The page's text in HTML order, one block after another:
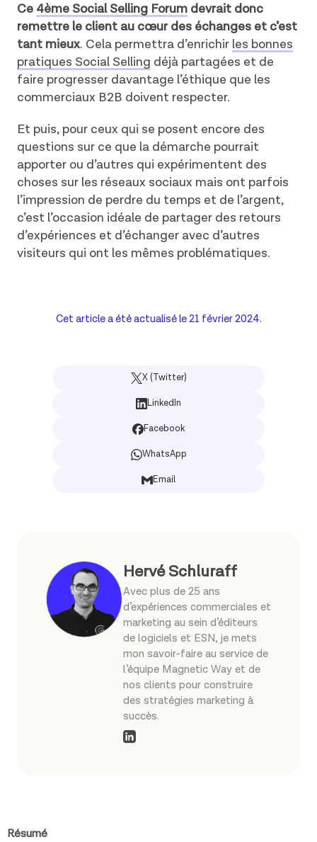
Résumé
Ce 4ème Social Selling Forumdevrait donc
remettre le client au cœur des échanges et c’est
tant mieux. Cela permettra d’enrichir les bonnes
pratiques Social Selling déjà partagées et de
faire progresser davantage l’éthique que les
commerciaux B2B doivent respecter.
Et puis, pour ceux qui se posent encore des
questions sur ce que la démarche pourrait
apporter ou d’autres qui expérimentent des
choses sur les réseaux sociaux mais ont parfois
l’impression de perdre du temps et de l’argent,
c’est l’occasion idéale de partager des retours
d’expériences et d’échanger avec d’autres
visiteurs qui ont les mêmes problématiques.
Cet article a été actualisé le21 février 2024.
X (Twitter)
LinkedIn
Facebook
WhatsApp
Email
Hervé Schluraff
Avec plus de 25 ans
d’expériences commerciales et
marketing au sein d’éditeurs
de logiciels et ESN, je mets
mon savoir-faire au service de
l’équipe Magnetic Way et de
nos clients pour construire
des stratégies marketing à
succès.